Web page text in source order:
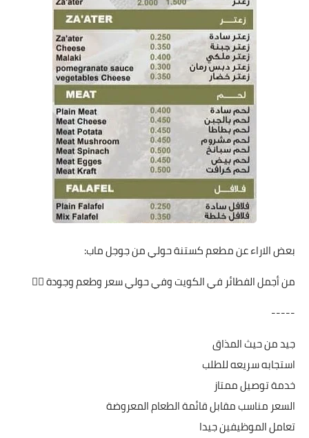
بعض الاراء عن مطعم كستنة حولي من جوجل ماب:
من أجمل الفطائر في الكويت وفي حولي سعر وطعم وجودة 👍🏻
-----
جيد من حيث المذاق
استجابه سريعه للطلب
خدمة توصيل ممتاز
السعر مناسب مقابل قائمة الطعام المعروضة
تعامل الموظيفين جيدا